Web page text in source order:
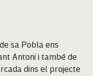
sa Pobla ens
Antoni i també de
dins el projecte